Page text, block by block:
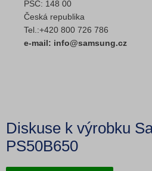
PSČ: 148 00
Česká republika
Tel.:+420 800 726 786
e-mail: info@samsung.cz
Diskuse k výrobku
PS50B650